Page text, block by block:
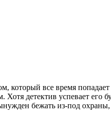
который все время
детектив успевает его
бежать из-под охраны,